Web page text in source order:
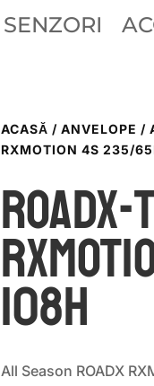
SENZORI
ACASĂ / ANVELOPE /
RXMOTION 4S 235/
108H
All Season ROADX